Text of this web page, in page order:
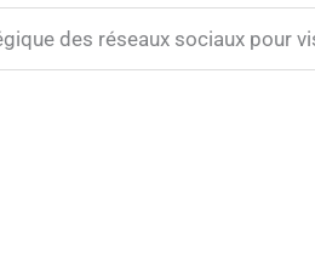
des réseaux sociaux pour